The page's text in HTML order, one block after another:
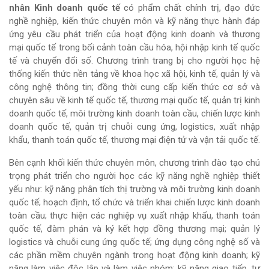
nhân Kinh doanh quốc tếcó phẩm chất chính trị, đạo đức
nghề nghiệp, kiến thức chuyên môn và kỹ năng thực hành đáp
ứng yêu cầu phát triển của hoạt động kinh doanh và thương
mại quốc tế trong bối cảnh toàn cầu hóa, hội nhập kinh tế quốc
tế và chuyển đổi số. Chương trình trang bị cho người học hệ
thống kiến thức nền tảng về khoa học xã hội, kinh tế, quản lý và
công nghệ thông tin; đồng thời cung cấp kiến thức cơ sở và
chuyên sâu về kinh tế quốc tế, thương mại quốc tế, quản trị kinh
doanh quốc tế, môi trường kinh doanh toàn cầu, chiến lược kinh
doanh quốc tế, quản trị chuỗi cung ứng, logistics, xuất nhập
khẩu, thanh toán quốc tế, thương mại điện tử và vận tải quốc tế.
Bên cạnh khối kiến thức chuyên môn, chương trình đào tạo chú
trọng phát triển cho người học các kỹ năng nghề nghiệp thiết
yếu như: kỹ năng phân tích thị trường và môi trường kinh doanh
quốc tế; hoạch định, tổ chức và triển khai chiến lược kinh doanh
toàn cầu; thực hiện các nghiệp vụ xuất nhập khẩu, thanh toán
quốc tế, đàm phán và ký kết hợp đồng thương mại; quản lý
logistics và chuỗi cung ứng quốc tế; ứng dụng công nghệ số và
các phần mềm chuyên ngành trong hoạt động kinh doanh; kỹ